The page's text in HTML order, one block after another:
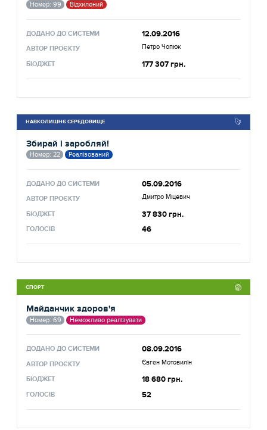
Номер: 99 Відхилений
ДОДАНО ДО СИСТЕМИ 12.09.2016
АВТОР ПРОЄКТУ Петро Чопюк
БЮДЖЕТ 177 307 грн.
НАВКОЛИШНЄ СЕРЕДОВИЩЕ
Збирай і заробляй!
Номер: 22 Реалізований
ДОДАНО ДО СИСТЕМИ 05.09.2016
АВТОР ПРОЄКТУ Дмитро Міцевич
БЮДЖЕТ 37 830 грн.
ГОЛОСІВ 46
СПОРТ
Майданчик здоров'я
Номер: 69 Неможливо реалізувати
ДОДАНО ДО СИСТЕМИ 08.09.2016
АВТОР ПРОЄКТУ Євген Мотовилін
БЮДЖЕТ 18 680 грн.
ГОЛОСІВ 52